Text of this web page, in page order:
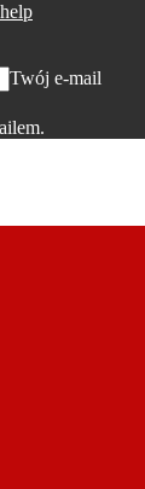
Twój e-mail